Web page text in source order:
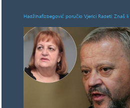
Hadžihafizbegović poručio Vjerici Radeti: Znaš